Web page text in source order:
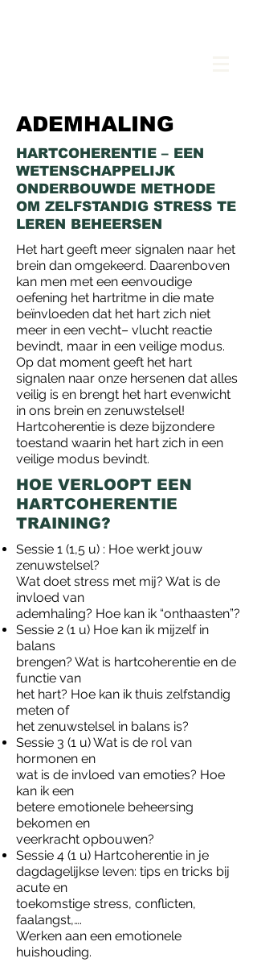
ADEMHALING
HARTCOHERENTIE – EEN
WETENSCHAPPELIJK
ONDERBOUWDE METHODE
OM ZELFSTANDIG STRESS TE
LEREN BEHEERSEN
Het hart geeft meer signalen naar het
brein dan omgekeerd. Daarenboven
kan men met een eenvoudige
oefening het hartritme in die mate
beïnvloeden dat het hart zich niet
meer in een vecht– vlucht reactie
bevindt, maar in een veilige modus.
Op dat moment geeft het hart
signalen naar onze hersenen dat alles
veilig is en brengt het hart evenwicht
in ons brein en zenuwstelsel!
Hartcoherentie is deze bijzondere
toestand waarin het hart zich in een
veilige modus bevindt.
HOE VERLOOPT EEN
HARTCOHERENTIE
TRAINING?
Sessie 1 (1,5 u) : Hoe werkt jouw
zenuwstelsel?
Wat doet stress met mij? Wat is de
invloed van
ademhaling? Hoe kan ik “onthaasten”?
Sessie 2 (1 u) Hoe kan ik mijzelf in
balans
brengen? Wat is hartcoherentie en de
functie van
het hart? Hoe kan ik thuis zelfstandig
meten of
het zenuwstelsel in balans is?
Sessie 3 (1 u) Wat is de rol van
hormonen en
wat is de invloed van emoties? Hoe
kan ik een
betere emotionele beheersing
bekomen en
veerkracht opbouwen?
Sessie 4 (1 u) Hartcoherentie in je
dagdagelijkse leven: tips en tricks bij
acute en
toekomstige stress, conflicten,
faalangst,….
Werken aan een emotionele
huishouding.